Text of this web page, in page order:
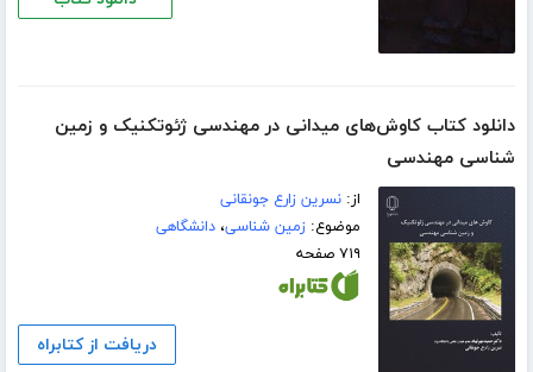
دانلود کتاب کاوش‌های میدانی در مهندسی ژئوتکنیک و زمین
شناسی مهندسی
از:نسرین زارع جونقانی
موضوع:زمین شناسی،دانشگاهی
۷۱۹ صفحه
دریافت از کتابراه